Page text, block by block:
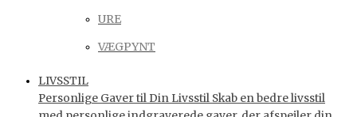
URE
VÆGPYNT
LIVSSTIL
Personlige Gaver til Din Livsstil Skab en bedre livsstil